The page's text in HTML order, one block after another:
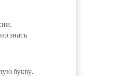
знать
букву.